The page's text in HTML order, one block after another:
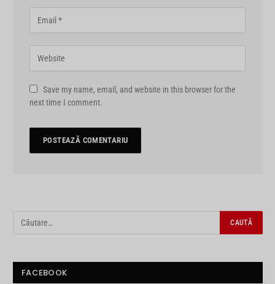
Save my name, email, and website in this browser for the
next time I comment.
FACEBOOK